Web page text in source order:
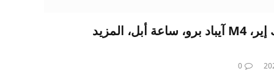
16 جيجابايت M3 ماك بوك إير، M4 آيباد برو، ساعة أبل، المزيد
0